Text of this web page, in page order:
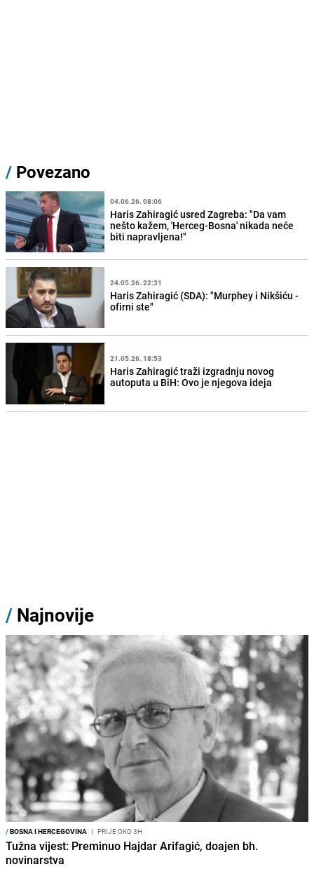
/ Povezano
04.06.26. 08:06
Haris Zahiragić usred Zagreba: "Da vam
nešto kažem, 'Herceg-Bosna' nikada neće
biti napravljena!"
24.05.26. 22:31
Haris Zahiragić (SDA): "Murphey i Nikšiću -
ofirni ste"
21.05.26. 18:53
Haris Zahiragić traži izgradnju novog
autoputa u BiH: Ovo je njegova ideja
/ Najnovije
/BOSNA I HERCEGOVINA I PRIJE OKO 3H
Tužna vijest: Preminuo Hajdar Arifagić, doajen bh.
novinarstva